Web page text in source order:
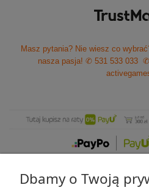
Masz pytania? Nie wiesz co
nasza pasja! ✆ 531 533 033 ✆
Dbamy o Twoją